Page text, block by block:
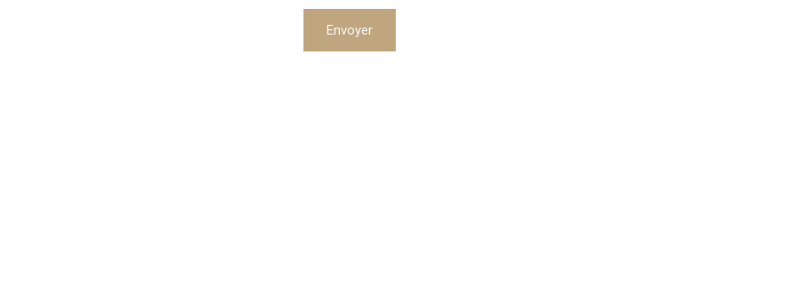
Envoyer